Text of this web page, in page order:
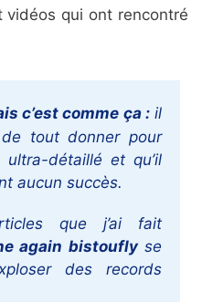
qui ont rencontré
c’est comme ça :il
de tout donner pour
détaillé et qu’il
aucun succès.
que j’ai fait
again bistouflyse
des records